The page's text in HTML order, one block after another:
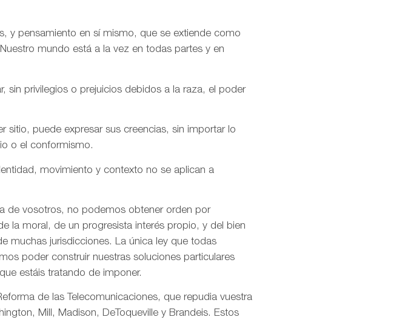
y pensamiento en sí mismo, que se extiende como
mundo está a la vez en todas partes y en
sin privilegios o prejuicios debidos a la raza, el poder
sitio, puede expresar sus creencias, sin importar lo
o el conformismo.
movimiento y contexto no se aplican a
de vosotros, no podemos obtener orden por
la moral, de un progresista interés propio, y del bien
muchas jurisdicciones. La única ley que todas
poder construir nuestras soluciones particulares
estáis tratando de imponer.
de las Telecomunicaciones, que repudia vuestra
Mill, Madison, DeToqueville y Brandeis. Estos